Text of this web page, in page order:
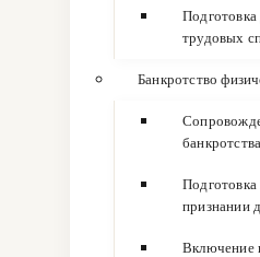
трудовых
Банкротство
Подготовка
признании
Включение